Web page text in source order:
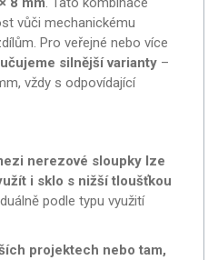
vůči mechanickému
Pro veřejné nebo více
silnější varianty–
vždy s odpovídající
nerezové sloupky lze
i sklo s nižší tloušťkou
podle typu využití
projektech nebo tam,